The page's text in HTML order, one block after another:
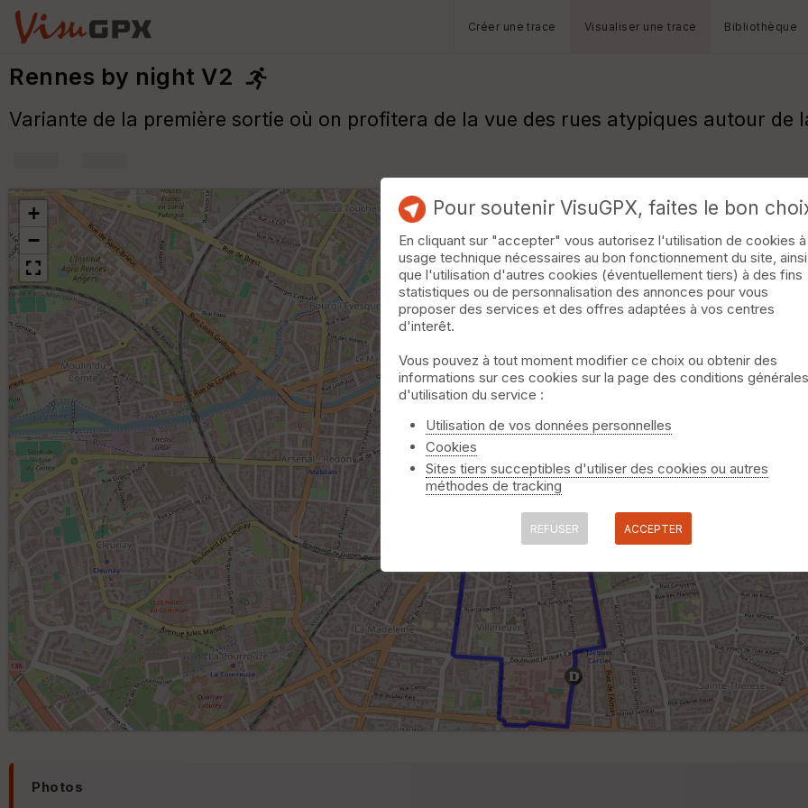
Créer une trace Visualiser une trace Bibliothèque
Rennes by night V2
Variante de la première sortie où on profitera de la vue des rues atypiques autour de
+
−
Photos
Pour soutenir VisuGPX, faites le bon
En cliquant sur "accepter" vous autorisez l'utilisation de cookies à
usage technique nécessaires au bon fonctionnement du site, ainsi
que l'utilisation d'autres cookies (éventuellement tiers) à des fins
statistiques ou de personnalisation des annonces pour vous
proposer des services et des offres adaptées à vos centres
d'interêt.
Vous pouvez à tout moment modifier ce choix ou obtenir des
informations sur ces cookies sur la page des conditions générales
d'utilisation du service :
Utilisation de vos données personnelles
Cookies
Sites tiers succeptibles d'utiliser des cookies ou autres
méthodes de tracking
REFUSER ACCEPTER